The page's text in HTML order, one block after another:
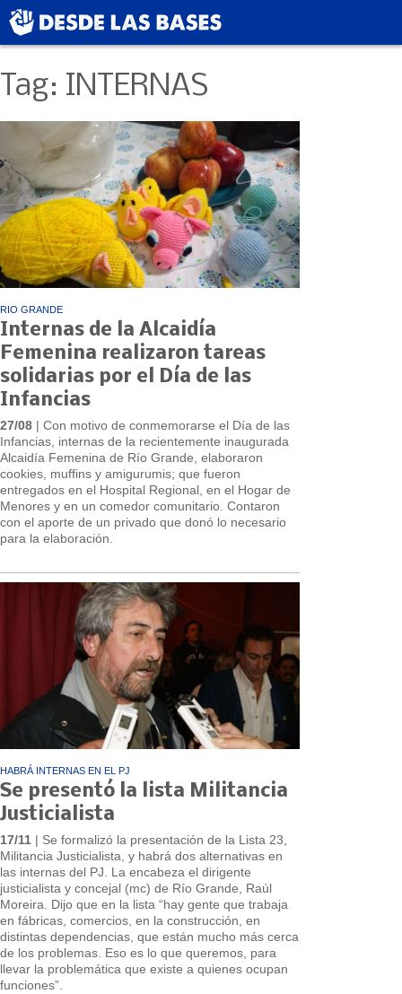
Tag: INTERNAS
RIO GRANDE
Internas de la Alcaidía
Femenina realizaron tareas
solidarias por el Día de las
Infancias
27/08 | Con motivo de conmemorarse el Día de las
Infancias, internas de la recientemente inaugurada
Alcaidía Femenina de Río Grande, elaboraron
cookies, muffins y amigurumis; que fueron
entregados en el Hospital Regional, en el Hogar de
Menores y en un comedor comunitario. Contaron
con el aporte de un privado que donó lo necesario
para la elaboración.
HABRÁ INTERNAS EN EL PJ
Se presentó la lista Militancia
Justicialista
17/11 | Se formalizó la presentación de la Lista 23,
Militancia Justicialista, y habrá dos alternativas en
las internas del PJ. La encabeza el dirigente
justicialista y concejal (mc) de Río Grande, Raúl
Moreira. Dijo que en la lista “hay gente que trabaja
en fábricas, comercios, en la construcción, en
distintas dependencias, que están mucho más cerca
de los problemas. Eso es lo que queremos, para
llevar la problemática que existe a quienes ocupan
funciones”.